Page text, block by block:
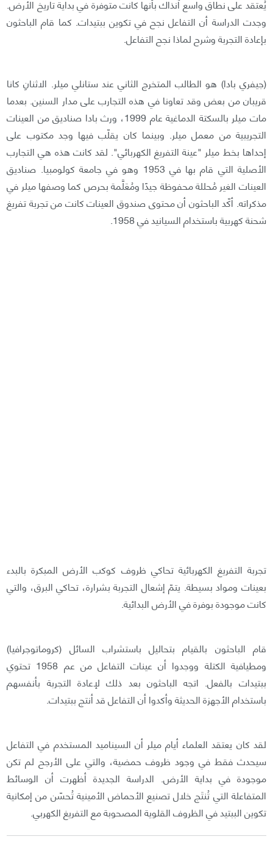
يُعتقد على نطاق واسع آنذاك بأنها كانت متوفرة في بداية تاريخ الأرض.
وجدت الدراسة أن التفاعل نجح في تكوين ببتيدات. كما قام الباحثون
بإعادة التجربة وشرح لماذا نجح التفاعل.
(جيفري بادا) هو الطالب المتخرج الثاني عند ستانلي ميلر. الاثنانِ كانا
قريبان من بعض وقد تعاونا في هذه التجارب على مدار السنين. بعدما
مات ميلر بالسكتة الدماغية عام 1999، ورث بادا صناديق من العينات
التجريبية من معمل ميلر. وبينما كان يقلّب فيها وجد مكتوب على
إحداها بخط ميلر "عينة التفريغ الكهربائي". لقد كانت هذه هي التجارب
الأصلية التي قام بها في 1953 وهو في جامعة كولومبيا. صناديق
العينات الغير مُحللة محفوظة جيدًا ومُعَلَّمة بحرص كما وصفها ميلر في
مذكراته. أكّد الباحثون أن محتوى صندوق العينات كانت من تجربة تفريغ
شحنة كهربية باستخدام السيانيد في 1958.
تجربة التفريغ الكهربائية تحاكي ظروف كوكب الأرض المبكرة بالبدء
بعينات ومواد بسيطة. يتمّ إشعال التجربة بشرارة، تحاكي البرق، والتي
كانت موجودة بوفرة في الأرض البدائية.
قام الباحثون بالقيام بتحاليل باستشراب السائل (كروماتوجرافيا)
ومطيافية الكتلة ووجدوا أن عينات التفاعل من عم 1958 تحتوي
ببتيدات بالفعل. اتجه الباحثون بعد ذلك لإعادة التجربة بأنفسهم
باستخدام الأجهزة الحديثة وأكدوا أن التفاعل قد أنتج ببتيدات.
لقد كان يعتقد العلماء أيام ميلر أن السيناميد المستخدم في التفاعل
سيحدث فقط في وجود ظروف حمضية، والتي على الأرجح لم تكن
موجودة في بداية الأرض. الدراسة الجديدة أظهرت أن الوسائط
المتفاعلة التي تُنتَج خلال تصنيع الأحماض الأمينية تُحسّن من إمكانية
تكوين الببتيد في الظروف القلوية المصحوبة مع التفريغ الكهربي.